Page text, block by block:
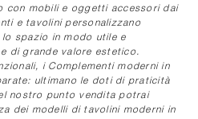
con mobili e oggetti accessori dai
e tavolini personalizzano
spazio in modo utile e
di grande valore estetico.
i Complementi moderni in
ultimano le doti di praticità
nostro punto vendita potrai
dei modelli di tavolini moderni in